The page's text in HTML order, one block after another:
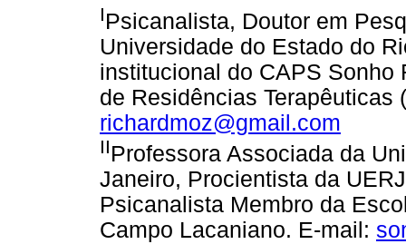
IPsicanalista, Doutor em
Universidade do Estado do
institucional do CAPS Sonho
de Residências Terapêuticas
richardmoz@gmail.com
IIProfessora Associada da
Janeiro, Procientista da
Psicanalista Membro da
Campo Lacaniano. E-mail: